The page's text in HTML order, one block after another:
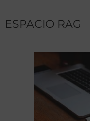
ESPACIO RAG